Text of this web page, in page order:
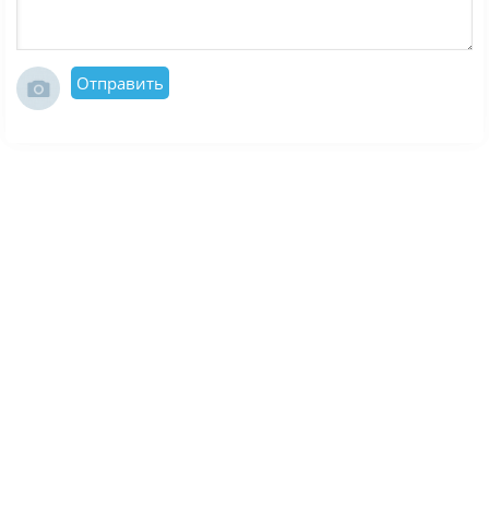
Отправить